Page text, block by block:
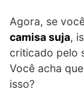
Agora, se
camisa suja,
criticado pelo
Você acha
isso?